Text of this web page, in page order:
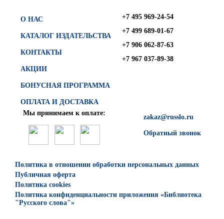
О НАС
КАТАЛОГ ИЗДАТЕЛЬСТВА
КОНТАКТЫ
АКЦИИ
БОНУСНАЯ ПРОГРАММА
ОПЛАТА И ДОСТАВКА
+7 495 969-24-54
+7 499 689-01-67
+7 906 062-87-63
+7 967 037-89-38
zakaz@russlo.ru
Обратный звонок
Мы принимаем к оплате:
Политика в отношении обработки персональных данных
Публичная оферта
Политика cookies
Политика конфиденциальности приложения «Библиотека
"Русского слова"»